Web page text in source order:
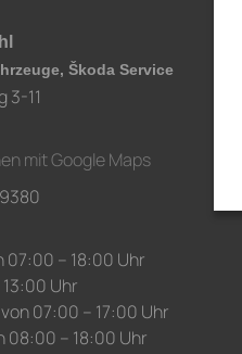
Škoda Service
3-11
mit Google Maps
07:00 – 18:00 Uhr
Uhr
07:00 – 17:00 Uhr
08:00 – 18:00 Uhr